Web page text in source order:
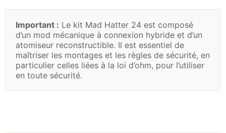
Important : Le kit Mad Hatter 24 est composé
d’un mod mécanique à connexion hybride et d’un
atomiseur reconstructible. Il est essentiel de
maîtriser les montages et les règles de sécurité, en
particulier celles liées à la loi d’ohm, pour l’utiliser
en toute sécurité.